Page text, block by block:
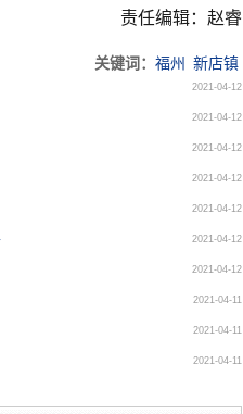
责任编辑：赵睿
关键词： 福州
新店镇
2021-04-12
2021-04-12
2021-04-12
2021-04-12
2021-04-12
2021-04-12
2021-04-12
2021-04-11
2021-04-11
2021-04-11